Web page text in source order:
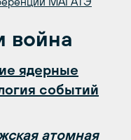
война
ядерные
событий
атомная